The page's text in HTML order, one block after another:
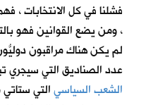
فشلنا في كل الانتخابات ،
، ومن يضع القوانين فهو
لم يكن هناك مراقبون
عدد الصناديق التي سيجري
الشعب السياسيالتي